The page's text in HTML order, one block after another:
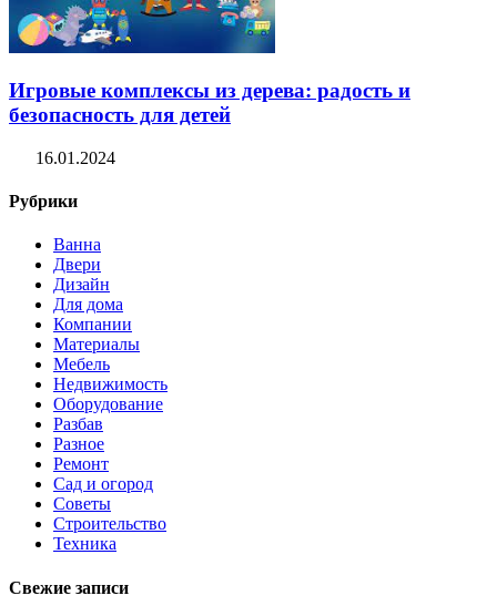
Игровые комплексы из дерева: радость и
безопасность для детей
16.01.2024
Рубрики
Ванна
Двери
Дизайн
Для дома
Компании
Материалы
Мебель
Недвижимость
Оборудование
Разбав
Разное
Ремонт
Сад и огород
Советы
Строительство
Техника
Свежие записи